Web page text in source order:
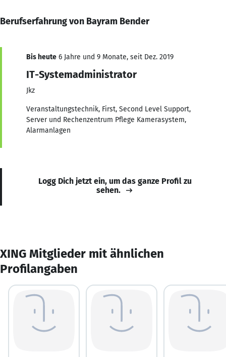
Berufserfahrung von Bayram Bender
Bis heute 6 Jahre und 9 Monate, seit Dez. 2019
IT-Systemadministrator
Jkz
Veranstaltungstechnik, First, Second Level Support,
Server und Rechenzentrum Pflege Kamerasystem,
Alarmanlagen
Logg Dich jetzt ein, um das ganze Profil zu
sehen.
XING Mitglieder mit ähnlichen
Profilangaben